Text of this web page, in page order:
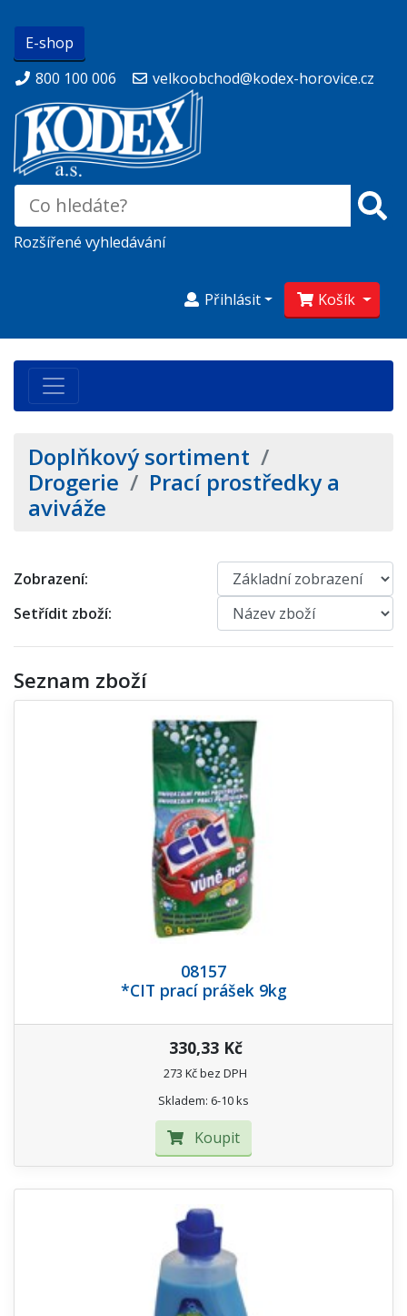
E-shop
800 100 006
velkoobchod@kodex-horovice.cz
Rozšířené vyhledávání
Košík
Přihlásit
Doplňkový sortiment /
Drogerie / Prací prostředky a
aviváže
Zobrazení:
Setřídit zboží:
Seznam zboží
08157
*CIT prací prášek 9kg
330,33 Kč
273 Kč bez DPH
Skladem: 6-10 ks
Koupit